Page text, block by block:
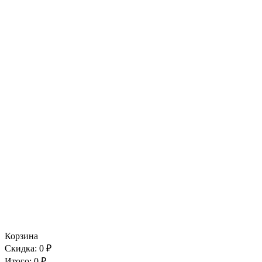
Корзина
Скидка: 0 ₽